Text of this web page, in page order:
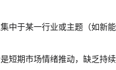
中于某一行业或主题（如新
短期市场情绪推动，缺乏持